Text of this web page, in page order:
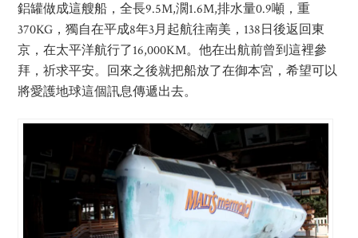
鋁罐做成這艘船，全長9.5M,濶1.6M,排水量0.9噸，重
370KG，獨自在平成8年3月起航往南美，138日後返回東
京，在太平洋航行了16,000KM。他在出航前曾到這裡參
拜，祈求平安。回來之後就把船放了在御本宮，希望可以
將愛護地球這個訊息傳遞出去。